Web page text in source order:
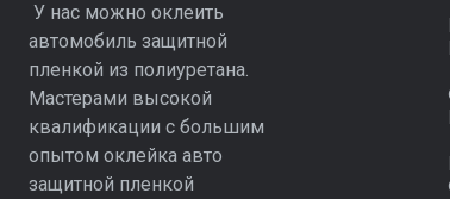
У нас можно оклеить
автомобиль защитной
пленкой из полиуретана.
Мастерами высокой
квалификации с большим
опытом оклейка авто
защитной пленкой